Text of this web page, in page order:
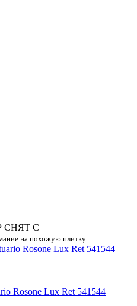
СНЯТ С
на похожую плитку
Rosone Lux Ret 541544